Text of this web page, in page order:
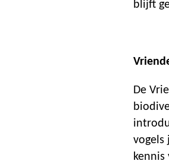
blijft
De
vogels
kennis